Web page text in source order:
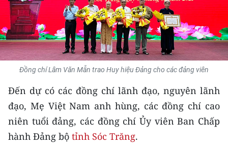
Y TẾ
KHOA HỌC - CÔNG NGHỆ
MÔI TRƯỜNG
BẠN ĐỌC
KIỂM CHỨNG THÔNG TIN
TRI THỨC CHUYÊN SÂU
Đồng chí Lâm Văn Mẫn trao Huy hiệu Đảng cho các đảng viên
Đến dự có các đồng chí lãnh đạo, nguyên lãnh
đạo, Mẹ Việt Nam anh hùng, các đồng chí cao
niên tuổi đảng, các đồng chí Ủy viên Ban Chấp
hành Đảng bộ tỉnh Sóc Trăng.